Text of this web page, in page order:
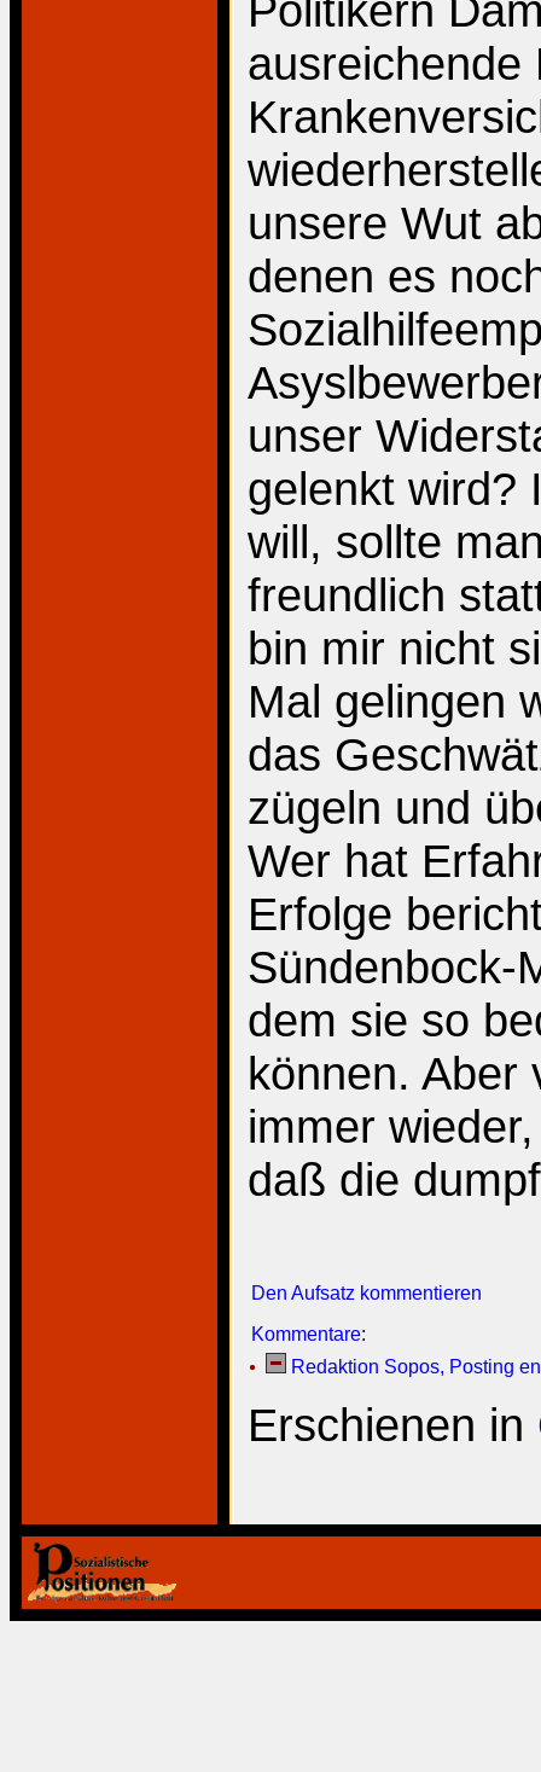
Politikern
ausreichende
unsere Wut
denen es
unser
gelenkt wird?
will, sollte
freundlich
bin mir nicht
Mal gelingen
das
zügeln und
Wer hat
Erfolge
Sündenbock-
dem sie so
können. Aber
immer
daß die
Den Aufsatz kommentieren
Kommentare:
Redaktion Sopos, Posting
Erschienen in